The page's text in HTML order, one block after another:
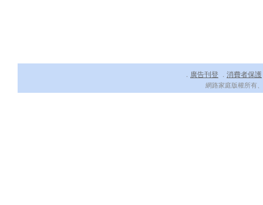
． 廣告刊登 ． 消費者保護
網路家庭版權所有